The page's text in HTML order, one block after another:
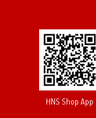
HNS Shop App